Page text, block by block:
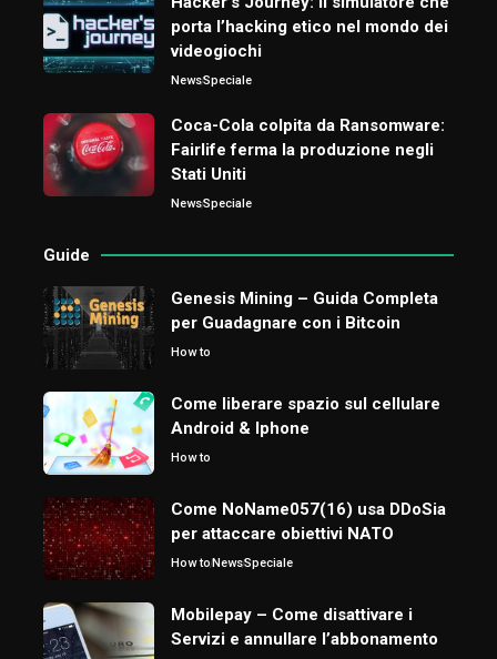
porta l’hacking etico nel mondo dei
videogiochi
NewsSpeciale
Coca-Cola colpita da Ransomware:
Fairlife ferma la produzione negli
Stati Uniti
NewsSpeciale
Guide
Genesis Mining – Guida Completa
per Guadagnare con i Bitcoin
How to
Come liberare spazio sul cellulare
Android & Iphone
How to
Come NoName057(16) usa DDoSia
per attaccare obiettivi NATO
How toNewsSpeciale
Mobilepay – Come disattivare i
Servizi e annullare l’abbonamento